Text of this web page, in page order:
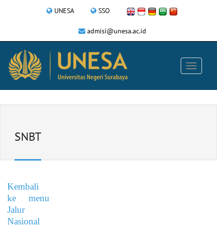
UNESA SSO
admisi@unesa.ac.id
SNBT
Kembali
ke menu
Jalur
Nasional